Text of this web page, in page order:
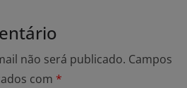
não será publicado. Campos
com *